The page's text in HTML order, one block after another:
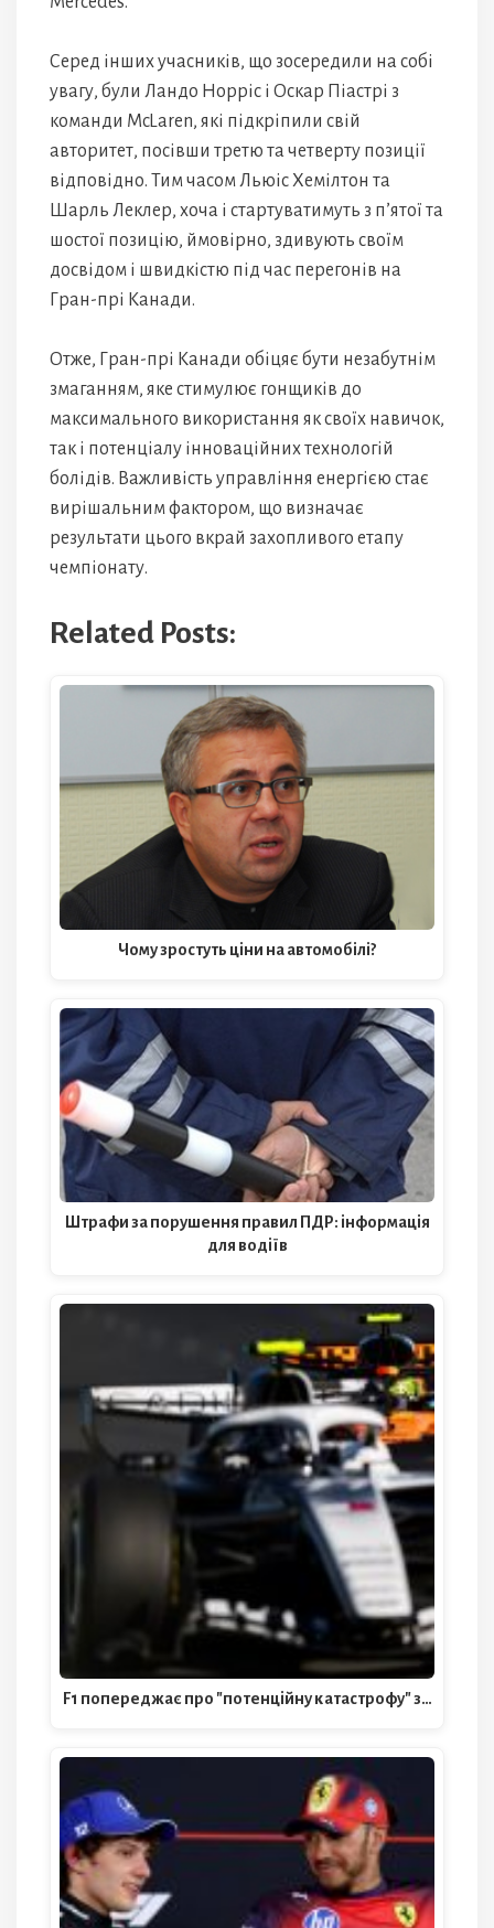
Серед інших учасників, що зосередили на собі
увагу, були Ландо Норріс і Оскар Піастрі з
команди McLaren, які підкріпили свій
авторитет, посівши третю та четверту позиції
відповідно. Тим часом Льюіс Хемілтон та
Шарль Леклер, хоча і стартуватимуть з п’ятої та
шостої позицію, ймовірно, здивують своїм
досвідом і швидкістю під час перегонів на
Гран-прі Канади.
Отже, Гран-прі Канади обіцяє бути незабутнім
змаганням, яке стимулює гонщиків до
максимального використання як своїх навичок,
так і потенціалу інноваційних технологій
болідів. Важливість управління енергією стає
вирішальним фактором, що визначає
результати цього вкрай захопливого етапу
чемпіонату.
Related Posts:
Чому зростуть ціни на автомобілі?
Штрафи за порушення правил ПДР: інформація
для водіїв
F1 попереджає про "потенційну катастрофу" з…